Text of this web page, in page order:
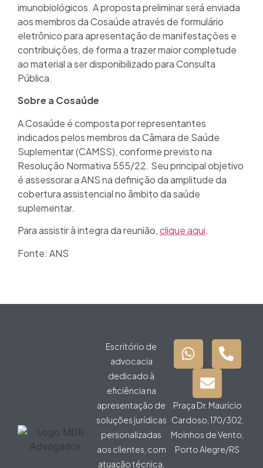
imunobiológicos. A proposta preliminar será enviada
aos membros da Cosaúde através de formulário
eletrônico para apresentação de manifestações e
contribuições, de forma a trazer maior completude
ao material a ser disponibilizado para Consulta
Pública.
Sobre a Cosaúde
A Cosaúde é composta por representantes
indicados pelos membros da Câmara de Saúde
Suplementar (CAMSS), conforme previsto na
Resolução Normativa 555/22. Seu principal objetivo
é assessorar a ANS na definição da amplitude da
cobertura assistencial no âmbito da saúde
suplementar.
Para assistir à integra da reunião,clique aqui.
Fonte: ANS
Escritório de
advocacia
dedicado à
eficiência na
apresentação de
soluções jurídicas
personalizadas
aos clientes, com
atuação técnica,
Praça Dr. Maurício
Cardoso, 170/302,
Moinhos de Vento,
Porto Alegre/RS